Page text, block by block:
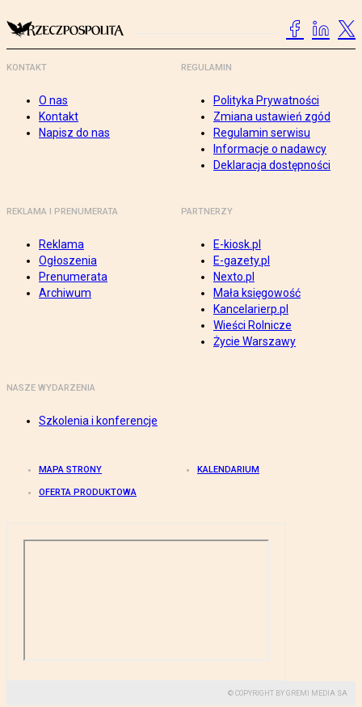
KONTAKT
O nas
Kontakt
Napisz do nas
REGULAMIN
Polityka Prywatności
Zmiana ustawień zgód
Regulamin serwisu
Informacje o nadawcy
Deklaracja dostępności
REKLAMA I PRENUMERATA
Reklama
Ogłoszenia
Prenumerata
Archiwum
PARTNERZY
E-kiosk.pl
E-gazety.pl
Nexto.pl
Mała księgowość
Kancelarierp.pl
Wieści Rolnicze
Życie Warszawy
NASZE WYDARZENIA
Szkolenia i konferencje
MAPA STRONY KALENDARIUM
OFERTA PRODUKTOWA
© COPYRIGHT BY GREMI MEDIA SA